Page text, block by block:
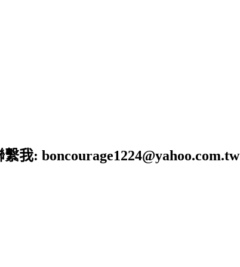
我: boncourage1224@yahoo.com.tw